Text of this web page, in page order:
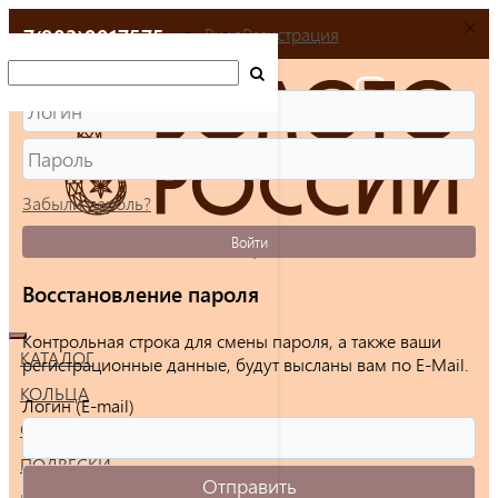
+7(903)9917575
КАТАЛОГ
КОЛЬЦА
СЕРЬГИ
ПОДВЕСКИ
ВходРегистрация
Забыли пароль?
Войти
Восстановление пароля
Контрольная строка для смены пароля, а также ваши
регистрационные данные, будут высланы вам по E-Mail.
Логин (E-mail)